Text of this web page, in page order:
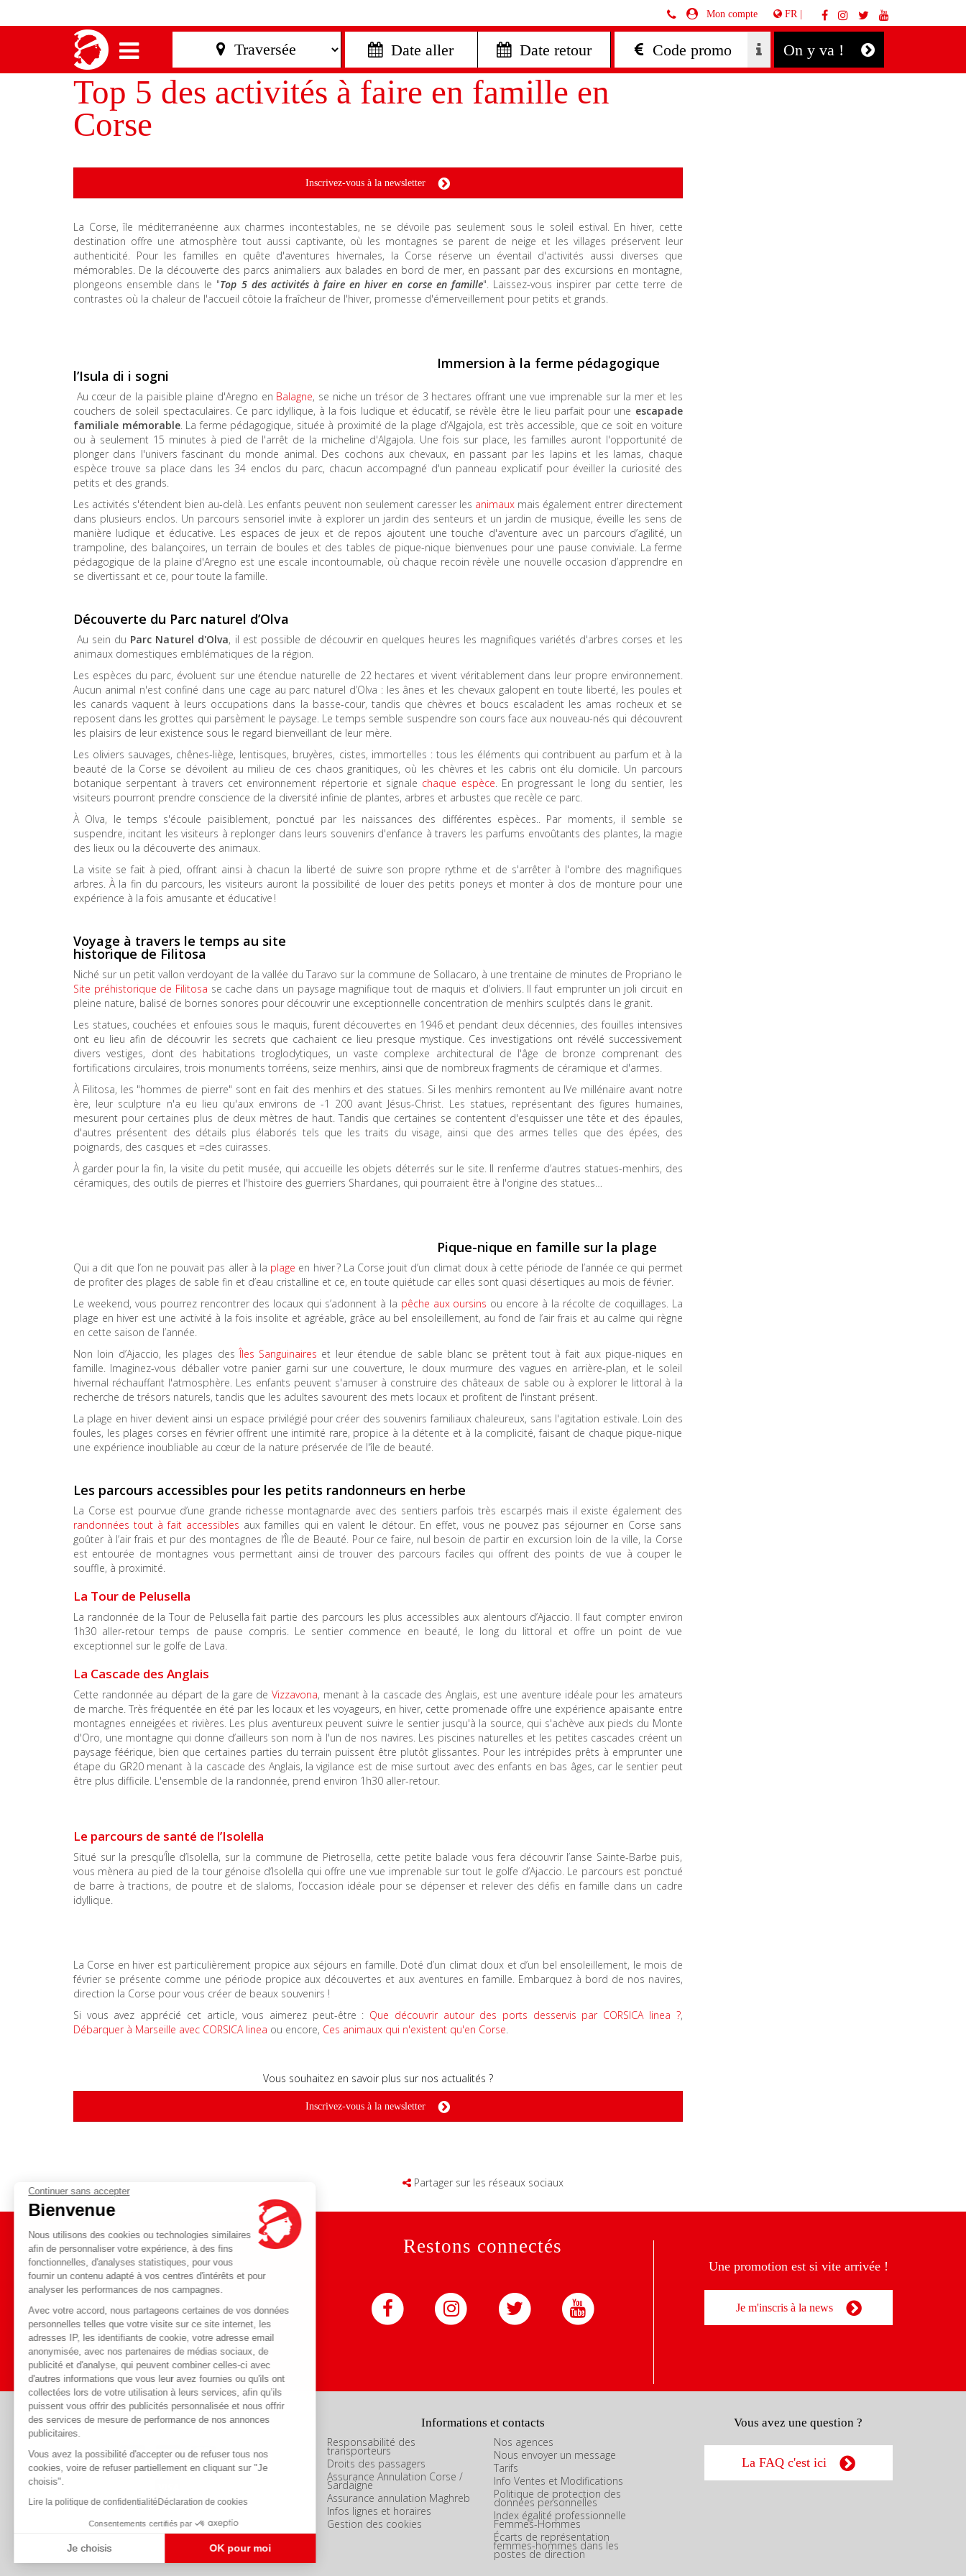
Continuer sans accepter
Bienvenue
Nous utilisons des cookies ou technologies similaires
afin de personnaliser votre expérience, à des fins
fonctionnelles, d'analyses statistiques, pour vous
fournir un contenu adapté à vos centres d'intérêts et pour
analyser les performances de nos campagnes.
Avec votre accord, nous partageons certaines de vos données
personnelles telles que votre visite sur ce site internet, les
adresses IP, les identifiants de cookie, votre adresse email
anonymisée, avec nos partenaires de médias sociaux, de
publicité et d'analyse, qui peuvent combiner celles-ci avec
d'autres informations que vous leur avez fournies ou qu'ils ont
collectées lors de votre utilisation à leurs services, afin qu’ils
puissent vous offrir des publicités personnalisée et nous offrir
des services de mesure de performance de nos annonces
publicitaires.
Vous avez la possibilité d'accepter ou de refuser tous nos
cookies, voire de refuser partiellement en cliquant sur "Je
choisis".
Lire la politique de confidentialitéDéclaration de cookies
Consentements certifiés par
Je choisis OK pour moi
Mon compte FR |
 Date aller  Date retour
Top 5 des activités à faire en famille en
Corse
Inscrivez-vous à la newsletter
La Corse, île méditerranéenne aux charmes incontestables, ne se dévoile pas seulement sous le soleil estival. En hiver, cette
destination offre une atmosphère tout aussi captivante, où les montagnes se parent de neige et les villages préservent leur
authenticité. Pour les familles en quête d'aventures hivernales, la Corse réserve un éventail d'activités aussi diverses que
mémorables. De la découverte des parcs animaliers aux balades en bord de mer, en passant par des excursions en montagne,
plongeons ensemble dans le "Top 5 des activités à faire en hiver en corse en famille". Laissez-vous inspirer par cette terre de
contrastes où la chaleur de l'accueil côtoie la fraîcheur de l'hiver, promesse d'émerveillement pour petits et grands.
Immersion à la ferme pédagogique
l’Isula di i sogni
Au cœur de la paisible plaine d'Aregno en Balagne, se niche un trésor de 3 hectares offrant une vue imprenable sur la mer et les
couchers de soleil spectaculaires. Ce parc idyllique, à la fois ludique et éducatif, se révèle être le lieu parfait pour une escapade
familiale mémorable. La ferme pédagogique, située à proximité de la plage d’Algajola, est très accessible, que ce soit en voiture
ou à seulement 15 minutes à pied de l'arrêt de la micheline d'Algajola. Une fois sur place, les familles auront l'opportunité de
plonger dans l'univers fascinant du monde animal. Des cochons aux chevaux, en passant par les lapins et les lamas, chaque
espèce trouve sa place dans les 34 enclos du parc, chacun accompagné d'un panneau explicatif pour éveiller la curiosité des
petits et des grands.
Les activités s'étendent bien au-delà. Les enfants peuvent non seulement caresser les animaux mais également entrer directement
dans plusieurs enclos. Un parcours sensoriel invite à explorer un jardin des senteurs et un jardin de musique, éveille les sens de
manière ludique et éducative. Les espaces de jeux et de repos ajoutent une touche d'aventure avec un parcours d’agilité, un
trampoline, des balançoires, un terrain de boules et des tables de pique-nique bienvenues pour une pause conviviale. La ferme
pédagogique de la plaine d'Aregno est une escale incontournable, où chaque recoin révèle une nouvelle occasion d’apprendre en
se divertissant et ce, pour toute la famille.
Découverte du Parc naturel d’Olva
Au sein du Parc Naturel d'Olva, il est possible de découvrir en quelques heures les magnifiques variétés d'arbres corses et les
animaux domestiques emblématiques de la région.
Les espèces du parc, évoluent sur une étendue naturelle de 22 hectares et vivent véritablement dans leur propre environnement.
Aucun animal n'est confiné dans une cage au parc naturel d’Olva : les ânes et les chevaux galopent en toute liberté, les poules et
les canards vaquent à leurs occupations dans la basse-cour, tandis que chèvres et boucs escaladent les amas rocheux et se
reposent dans les grottes qui parsèment le paysage. Le temps semble suspendre son cours face aux nouveau-nés qui découvrent
les plaisirs de leur existence sous le regard bienveillant de leur mère.
Les oliviers sauvages, chênes-liège, lentisques, bruyères, cistes, immortelles : tous les éléments qui contribuent au parfum et à la
beauté de la Corse se dévoilent au milieu de ces chaos granitiques, où les chèvres et les cabris ont élu domicile. Un parcours
botanique serpentant à travers cet environnement répertorie et signale chaque espèce. En progressant le long du sentier, les
visiteurs pourront prendre conscience de la diversité infinie de plantes, arbres et arbustes que recèle ce parc.
À Olva, le temps s'écoule paisiblement, ponctué par les naissances des différentes espèces.. Par moments, il semble se
suspendre, incitant les visiteurs à replonger dans leurs souvenirs d'enfance à travers les parfums envoûtants des plantes, la magie
des lieux ou la découverte des animaux.
La visite se fait à pied, offrant ainsi à chacun la liberté de suivre son propre rythme et de s'arrêter à l'ombre des magnifiques
arbres. À la fin du parcours, les visiteurs auront la possibilité de louer des petits poneys et monter à dos de monture pour une
expérience à la fois amusante et éducative !
Voyage à travers le temps au site
historique de Filitosa
Niché sur un petit vallon verdoyant de la vallée du Taravo sur la commune de Sollacaro, à une trentaine de minutes de Propriano le
Site préhistorique de Filitosa se cache dans un paysage magnifique tout de maquis et d’oliviers. Il faut emprunter un joli circuit en
pleine nature, balisé de bornes sonores pour découvrir une exceptionnelle concentration de menhirs sculptés dans le granit.
Les statues, couchées et enfouies sous le maquis, furent découvertes en 1946 et pendant deux décennies, des fouilles intensives
ont eu lieu afin de découvrir les secrets que cachaient ce lieu presque mystique. Ces investigations ont révélé successivement
divers vestiges, dont des habitations troglodytiques, un vaste complexe architectural de l'âge de bronze comprenant des
fortifications circulaires, trois monuments torréens, seize menhirs, ainsi que de nombreux fragments de céramique et d'armes.
À Filitosa, les "hommes de pierre" sont en fait des menhirs et des statues. Si les menhirs remontent au IVe millénaire avant notre
ère, leur sculpture n'a eu lieu qu'aux environs de -1 200 avant Jésus-Christ. Les statues, représentant des figures humaines,
mesurent pour certaines plus de deux mètres de haut. Tandis que certaines se contentent d'esquisser une tête et des épaules,
d'autres présentent des détails plus élaborés tels que les traits du visage, ainsi que des armes telles que des épées, des
poignards, des casques et =des cuirasses.
À garder pour la fin, la visite du petit musée, qui accueille les objets déterrés sur le site. Il renferme d’autres statues-menhirs, des
céramiques, des outils de pierres et l'histoire des guerriers Shardanes, qui pourraient être à l'origine des statues…
Pique-nique en famille sur la plage
Qui a dit que l’on ne pouvait pas aller à la plage en hiver ? La Corse jouit d’un climat doux à cette période de l’année ce qui permet
de profiter des plages de sable fin et d’eau cristalline et ce, en toute quiétude car elles sont quasi désertiques au mois de février.
Le weekend, vous pourrez rencontrer des locaux qui s’adonnent à la pêche aux oursins ou encore à la récolte de coquillages. La
plage en hiver est une activité à la fois insolite et agréable, grâce au bel ensoleillement, au fond de l’air frais et au calme qui règne
en cette saison de l’année.
Non loin d’Ajaccio, les plages desÎles Sanguinaires et leur étendue de sable blanc se prêtent tout à fait aux pique-niques en
famille. Imaginez-vous déballer votre panier garni sur une couverture, le doux murmure des vagues en arrière-plan, et le soleil
hivernal réchauffant l'atmosphère. Les enfants peuvent s'amuser à construire des châteaux de sable ou à explorer le littoral à la
recherche de trésors naturels, tandis que les adultes savourent des mets locaux et profitent de l'instant présent.
La plage en hiver devient ainsi un espace privilégié pour créer des souvenirs familiaux chaleureux, sans l'agitation estivale. Loin des
foules, les plages corses en février offrent une intimité rare, propice à la détente et à la complicité, faisant de chaque pique-nique
une expérience inoubliable au cœur de la nature préservée de l'île de beauté.
Les parcours accessibles pour les petits randonneurs en herbe
La Corse est pourvue d’une grande richesse montagnarde avec des sentiers parfois très escarpés mais il existe également des
randonnées tout à fait accessibles aux familles qui en valent le détour. En effet, vous ne pouvez pas séjourner en Corse sans
goûter à l’air frais et pur des montagnes de l’Île de Beauté. Pour ce faire, nul besoin de partir en excursion loin de la ville, la Corse
est entourée de montagnes vous permettant ainsi de trouver des parcours faciles qui offrent des points de vue à couper le
souffle, à proximité.
La Tour de Pelusella
La randonnée de la Tour de Pelusella fait partie des parcours les plus accessibles aux alentours d’Ajaccio. Il faut compter environ
1h30 aller-retour temps de pause compris. Le sentier commence en beauté, le long du littoral et offre un point de vue
exceptionnel sur le golfe de Lava.
La Cascade des Anglais
Cette randonnée au départ de la gare deVizzavona, menant à la cascade des Anglais, est une aventure idéale pour les amateurs
de marche. Très fréquentée en été par les locaux et les voyageurs, en hiver, cette promenade offre une expérience apaisante entre
montagnes enneigées et rivières. Les plus aventureux peuvent suivre le sentier jusqu'à la source, qui s'achève aux pieds du Monte
d'Oro, une montagne qui donne d’ailleurs son nom à l'un de nos navires. Les piscines naturelles et les petites cascades créent un
paysage féérique, bien que certaines parties du terrain puissent être plutôt glissantes. Pour les intrépides prêts à emprunter une
étape du GR20 menant à la cascade des Anglais, la vigilance est de mise surtout avec des enfants en bas âges, car le sentier peut
être plus difficile. L'ensemble de la randonnée, prend environ 1h30 aller-retour.
Le parcours de santé de l’Isolella
Situé sur la presqu’Île d’Isolella, sur la commune de Pietrosella, cette petite balade vous fera découvrir l’anse Sainte-Barbe puis,
vous mènera au pied de la tour génoise d’Isolella qui offre une vue imprenable sur tout le golfe d’Ajaccio. Le parcours est ponctué
de barre à tractions, de poutre et de slaloms, l’occasion idéale pour se dépenser et relever des défis en famille dans un cadre
idyllique.
La Corse en hiver est particulièrement propice aux séjours en famille. Doté d’un climat doux et d’un bel ensoleillement, le mois de
février se présente comme une période propice aux découvertes et aux aventures en famille. Embarquez à bord de nos navires,
direction la Corse pour vous créer de beaux souvenirs !
Si vous avez apprécié cet article, vous aimerez peut-être : Que découvrir autour des ports desservis par CORSICA linea ?,
Débarquer à Marseille avec CORSICA linea ou encore, Ces animaux qui n'existent qu'en Corse.
Vous souhaitez en savoir plus sur nos actualités ?
Inscrivez-vous à la newsletter
Partager sur les réseaux sociaux
Toute l'actualité
sur notreBlog
J'y vais
Restons connectés
Une promotion est si vite arrivée !
Je m'inscris à la news
Règlements acceptés
Informations et contacts
Responsabilité des
transporteurs
Droits des passagers
Assurance Annulation Corse /
Sardaigne
Assurance annulation Maghreb
Infos lignes et horaires
Gestion des cookies
Nos agences
Nous envoyer un message
Tarifs
Info Ventes et Modifications
Politique de protection des
données personnelles
Index égalité professionnelle
Femmes-Hommes
Écarts de représentation
femmes-hommes dans les
postes de direction
Vous avez une question ?
La FAQ c'est ici